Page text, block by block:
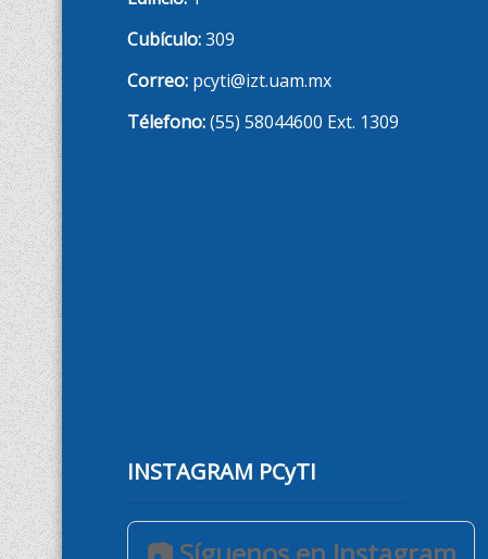
Cubículo:309
Correo: pcyti@izt.uam.mx
Télefono:(55) 58044600 Ext. 1309
INSTAGRAM PCyTI